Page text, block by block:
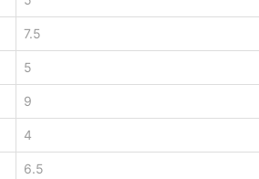
7.5
5
9
4
6.5